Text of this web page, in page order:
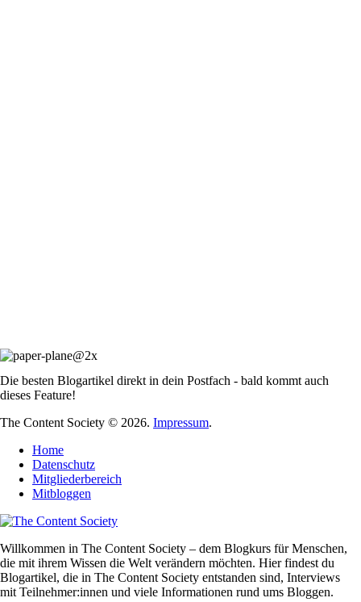
Die besten Blogartikel direkt in dein Postfach - bald kommt auch
dieses Feature!
The Content Society © 2026. Impressum.
Home
Datenschutz
Mitgliederbereich
Mitbloggen
Willkommen in The Content Society – dem Blogkurs für Menschen,
die mit ihrem Wissen die Welt verändern möchten. Hier findest du
Blogartikel, die in The Content Society entstanden sind, Interviews
mit Teilnehmer:innen und viele Informationen rund ums Bloggen.